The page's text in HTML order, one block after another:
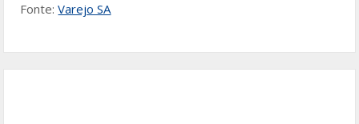
Fonte:Varejo SA